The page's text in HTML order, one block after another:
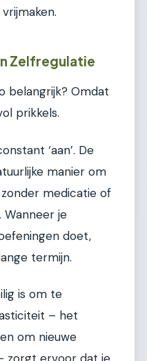
Zelfregulatie
belangrijk? Omdat
prikkels.
‘aan’. De
manier om
medicatie of
Wanneer je
doet,
termijn.
is om te
– het
om nieuwe